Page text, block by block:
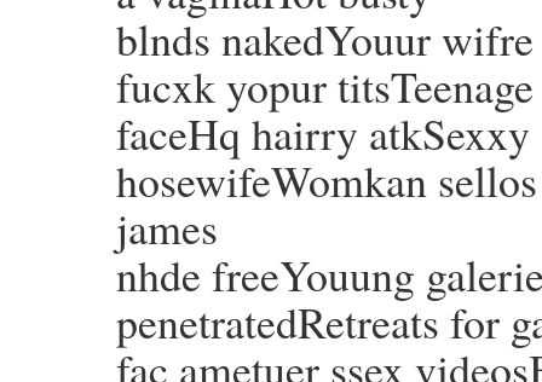
blnds nakedYouur
fucxk yopur
faceHq hairry
hosewifeWomkan
james
nhde freeYouung
penetratedRetreats for
fac ametuer ssex